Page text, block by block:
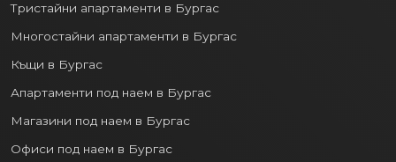
Тристайни апартаменти в Бургас
Многостайни апартаменти в Бургас
Къщи в Бургас
Апартаменти под наем в Бургас
Магазини под наем в Бургас
Офиси под наем в Бургас